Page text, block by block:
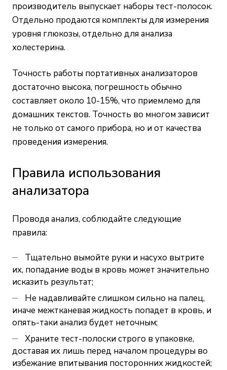
производитель выпускает наборы тест-полосок.
Отдельно продаются комплекты для измерения
уровня глюкозы, отдельно для анализа
холестерина.
Точность работы портативных анализаторов
достаточно высока, погрешность обычно
составляет около 10-15%, что приемлемо для
домашних текстов. Точность во многом зависит
не только от самого прибора, но и от качества
проведения измерения.
Правила использования
анализатора
Проводя анализ, соблюдайте следующие
правила:
Тщательно вымойте руки и насухо вытрите
их, попадание воды в кровь может значительно
исказить результат;
Не надавливайте слишком сильно на палец,
иначе межтканевая жидкость попадет в кровь, и
опять-таки анализ будет неточным;
Храните тест-полоски строго в упаковке,
доставая их лишь перед началом процедуры во
избежание впитывания посторонних жидкостей;